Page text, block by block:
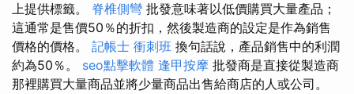
上提供標籤。 脊椎側彎 批發意味著以低價購買大量產品；
這通常是售價50％的折扣，然後製造商的設定是作為銷售
價格的價格。 記帳士 衝刺班 換句話說，產品銷售中的利潤
約為50％。 seo點擊軟體 逢甲按摩 批發商是直接從製造商
那裡購買大量商品並將少量商品出售給商店的人或公司。